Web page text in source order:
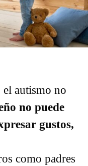
autismo no
no puede
gustos,
como padres